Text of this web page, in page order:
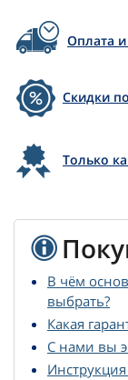
Оплата и
Скидки
Только
В чём
выбрать?
Какая
С нами вы